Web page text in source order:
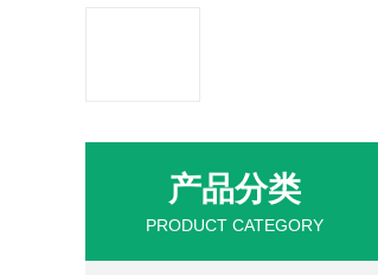
产品分类
PRODUCT CATEGORY